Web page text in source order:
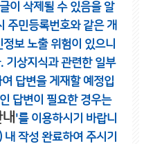
이 삭제될 수 있음을 알
주민등록번호와 같은 개
보 노출 위험이 있으니
기상지식과 관련한 일부
답변을 게재할 예정입
답변이 필요한 경우는
'를 이용하시기 바랍니
작성 완료하여 주시기